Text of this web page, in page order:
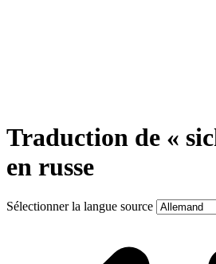
Traduction de «
en russe
Sélectionner la langue source